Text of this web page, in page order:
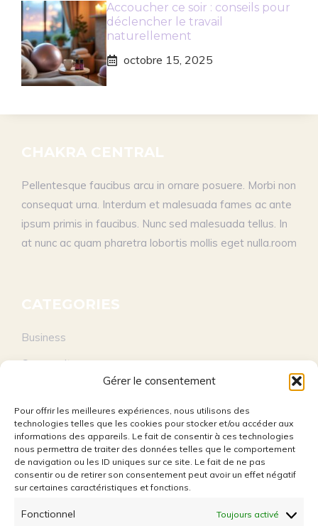
Gérer le consentement
Pour offrir les meilleures expériences, nous utilisons des
technologies telles que les cookies pour stocker et/ou accéder aux
informations des appareils. Le fait de consentir à ces technologies
nous permettra de traiter des données telles que le comportement
de navigation ou les ID uniques sur ce site. Le fait de ne pas
consentir ou de retirer son consentement peut avoir un effet négatif
sur certaines caractéristiques et fonctions.
Fonctionnel Toujours activé
Accoucher ce soir : conseils pour
déclencher le travail
naturellement
octobre 15, 2025
CHAKRA CENTRAL
Pellentesque faucibus arcu in ornare posuere. Morbi non
consequat urna. Interdum et malesuada fames ac ante
ipsum primis in faucibus. Nunc sed malesuada tellus. In
at nunc ac quam pharetra lobortis mollis eget nulla.room
CATEGORIES
Business
Community
Entertainment
Lifestyle
Technology
Travel